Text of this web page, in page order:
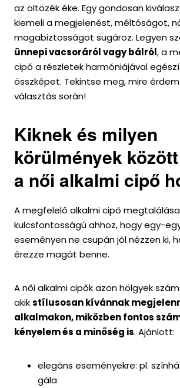
az öltözék éke. Egy gondosan
kiemeli a megjelenést, méltóságot,
magabiztosságot sugároz. Legyen
ünnepi vacsoráról vagy bálról, a
cipő a részletek harmóniájával
összképet. Tekintse meg, mire
választás során!
Kiknek és milyen
körülmények
a női alkalmi cipő
A megfelelő alkalmi cipő megtalálása
kulcsfontosságú ahhoz, hogy egy-
eseményen ne csupán jól nézzen ki,
érezze magát benne.
A női alkalmi cipők azon hölgyek
akikstílusosan kívánnak
alkalmakon, miközben fontos
kényelem és a minőség is. Ajánlott:
elegáns eseményekre: pl.
gála